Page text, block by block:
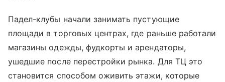
Падел-клубы начали занимать пустующие
площади в торговых центрах, где раньше работали
магазины одежды, фудкорты и арендаторы,
ушедшие после перестройки рынка. Для ТЦ это
становится способом оживить этажи, которые